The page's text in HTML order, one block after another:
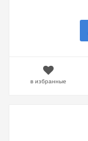
в избранные